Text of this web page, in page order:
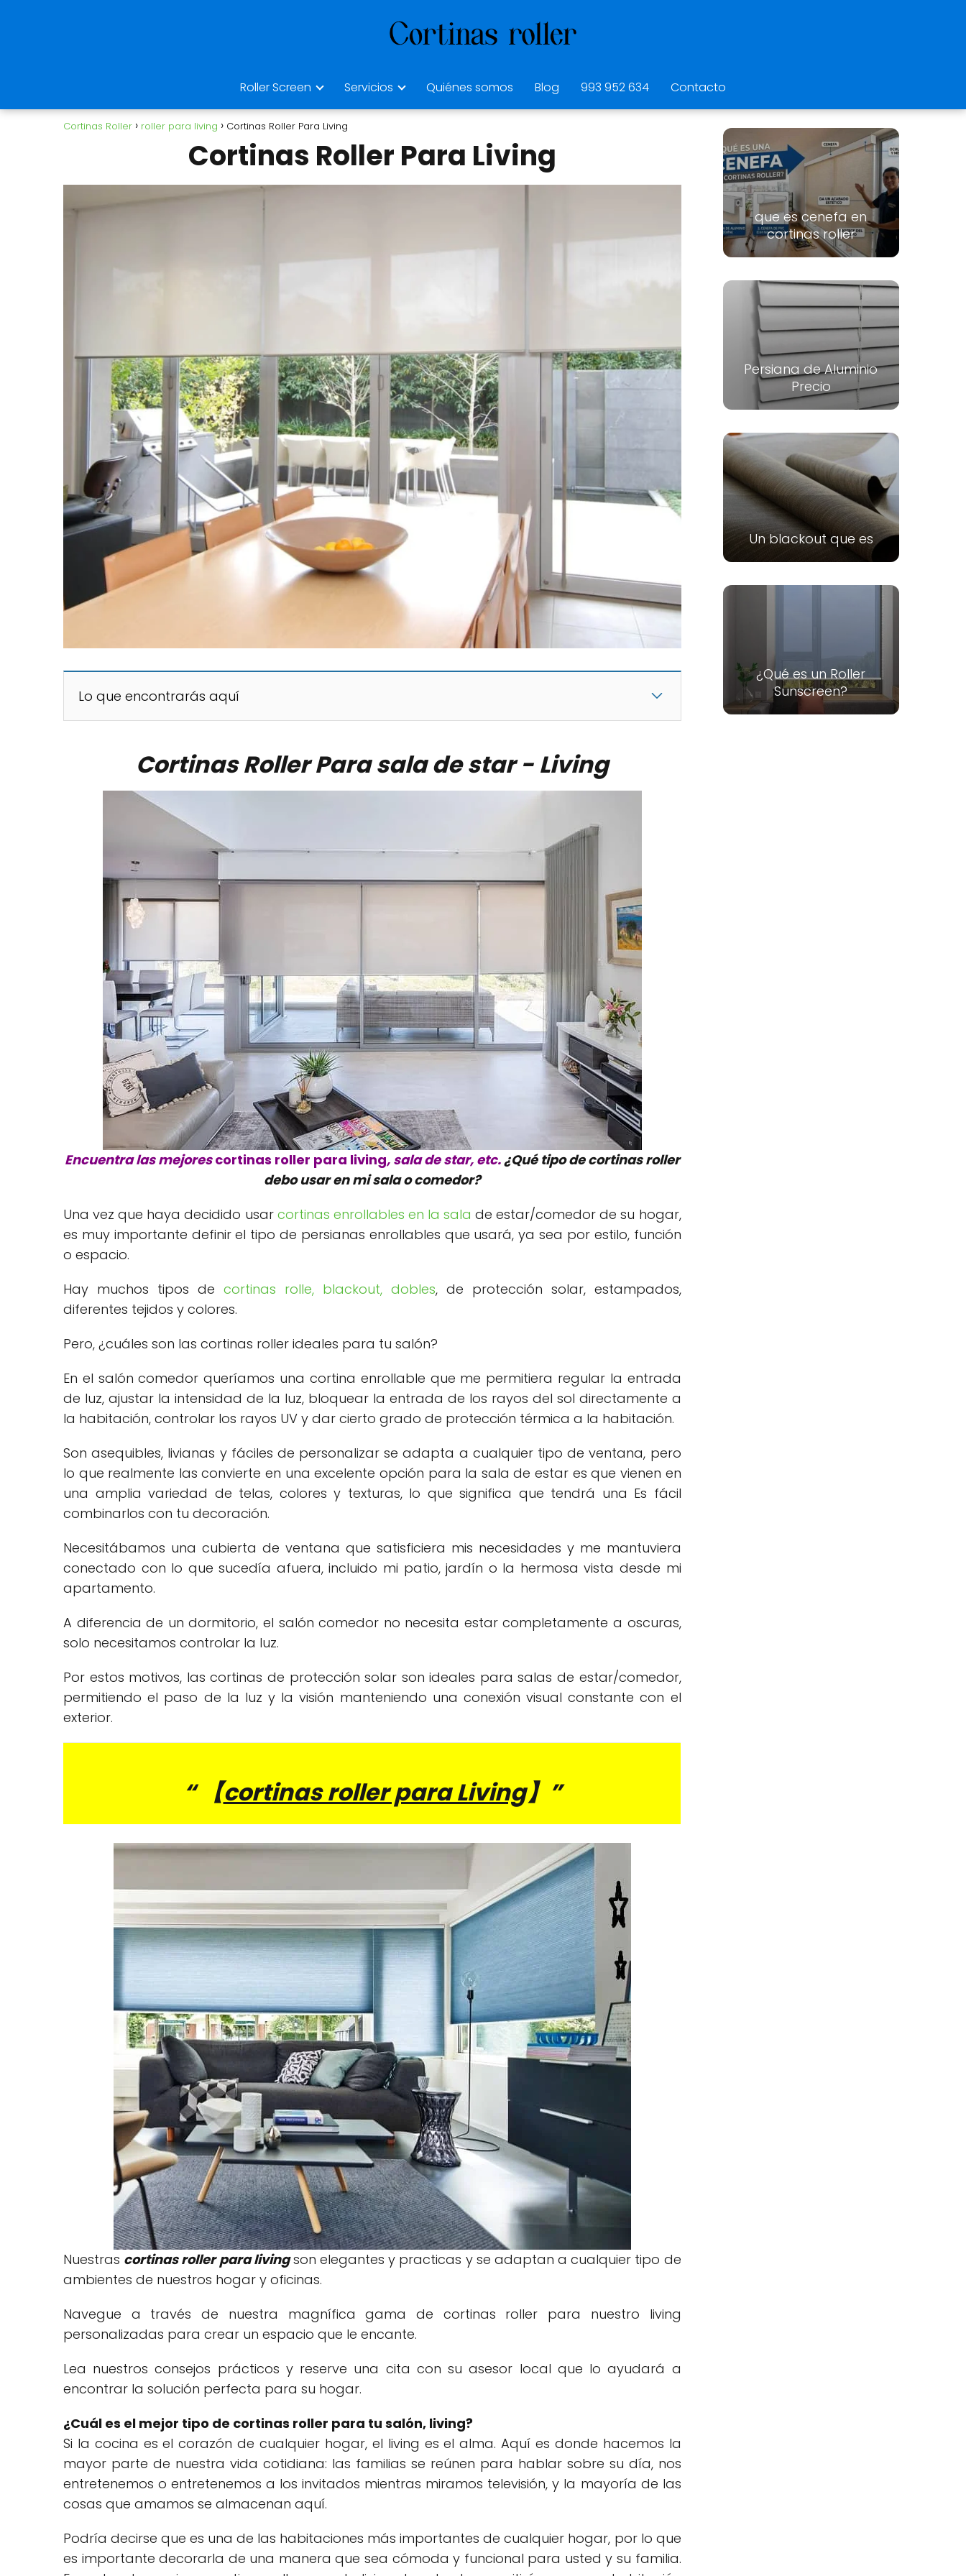
Roller Screen Servicios Quiénes somos Blog 993 952 634 Contacto
Cortinas Roller roller para living Cortinas Roller Para Living
Cortinas Roller Para Living
Lo que encontrarás aquí
Cortinas Roller Para sala de star - Living
Encuentra las mejorescortinas roller para living, sala de star, etc.¿Qué tipo de cortinas roller
debo usar en mi sala o comedor?
Una vez que haya decidido usarcortinas enrollables en la sala de estar/comedor de su hogar,
es muy importante definir el tipo de persianas enrollables que usará, ya sea por estilo, función
o espacio.
Hay muchos tipos de cortinas rolle, blackout, dobles, de protección solar, estampados,
diferentes tejidos y colores.
Pero, ¿cuáles son las cortinas roller ideales para tu salón?
En el salón comedor queríamos una cortina enrollable que me permitiera regular la entrada
de luz, ajustar la intensidad de la luz, bloquear la entrada de los rayos del sol directamente a
la habitación, controlar los rayos UV y dar cierto grado de protección térmica a la habitación.
Son asequibles, livianas y fáciles de personalizar se adapta a cualquier tipo de ventana, pero
lo que realmente las convierte en una excelente opción para la sala de estar es que vienen en
una amplia variedad de telas, colores y texturas, lo que significa que tendrá una Es fácil
combinarlos con tu decoración.
Necesitábamos una cubierta de ventana que satisficiera mis necesidades y me mantuviera
conectado con lo que sucedía afuera, incluido mi patio, jardín o la hermosa vista desde mi
apartamento.
A diferencia de un dormitorio, el salón comedor no necesita estar completamente a oscuras,
solo necesitamos controlar la luz.
Por estos motivos, las cortinas de protección solar son ideales para salas de estar/comedor,
permitiendo el paso de la luz y la visión manteniendo una conexión visual constante con el
exterior.
“ 【cortinas roller para Living】”
Nuestras cortinas roller para livingson elegantes y practicas y se adaptan a cualquier tipo de
ambientes de nuestros hogar y oficinas.
Navegue a través de nuestra magnífica gama de cortinas roller para nuestro living
personalizadas para crear un espacio que le encante.
Lea nuestros consejos prácticos y reserve una cita con su asesor local que lo ayudará a
encontrar la solución perfecta para su hogar.
¿Cuál es el mejor tipo de cortinas roller para tu salón, living?
Si la cocina es el corazón de cualquier hogar, el living es el alma. Aquí es donde hacemos la
mayor parte de nuestra vida cotidiana: las familias se reúnen para hablar sobre su día, nos
entretenemos o entretenemos a los invitados mientras miramos televisión, y la mayoría de las
cosas que amamos se almacenan aquí.
Podría decirse que es una de las habitaciones más importantes de cualquier hogar, por lo que
es importante decorarla de una manera que sea cómoda y funcional para usted y su familia.
que es cenefa en
cortinas roller
Persiana de Aluminio
Precio
Un blackout que es
¿Qué es un Roller
Sunscreen?